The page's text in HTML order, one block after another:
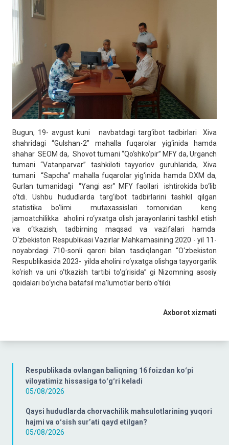
Respublikada ovlangan baliqning 16 foizdan koʻpi
viloyatimiz hissasiga toʻgʻri keladi
05/08/2026
Qaysi hududlarda chorvachilik mahsulotlarining yuqori
hajmi va oʻsish surʼati qayd etilgan?
05/08/2026
Bugun, 19- avgust kuni navbatdagi targ‘ibot tadbirlari Xiva
shahridagi “Gulshan-2” mahalla fuqarolar yig‘inida hamda
shahar SEOM da, Shovot tumani “Qo‘shko‘pir” MFY da, Urganch
tumani “Vatanparvar” tashkiloti tayyorlov guruhlarida, Xiva
tumani “Sapcha” mahalla fuqarolar yig‘inida hamda DXM da,
Gurlan tumanidagi “Yangi asr” MFY faollari ishtirokida bo‘lib
o‘tdi. Ushbu hududlarda targ‘ibot tadbirlarini tashkil qilgan
statistika bo‘limi mutaxassislari tomonidan keng
jamoatchilikka aholini ro‘yxatga olish jarayonlarini tashkil etish
va o‘tkazish, tadbirning maqsad va vazifalari hamda
O‘zbekiston Respublikasi Vazirlar Mahkamasining 2020 - yil 11-
noyabrdagi 710-sonli qarori bilan tasdiqlangan “O‘zbekiston
Respublikasida 2023- yilda aholini ro‘yxatga olishga tayyorgarlik
ko‘rish va uni o‘tkazish tartibi to‘g‘risida” gi Nizomning asosiy
qoidalari bo‘yicha batafsil ma’lumotlar berib o‘tildi.
Axborot xizmati